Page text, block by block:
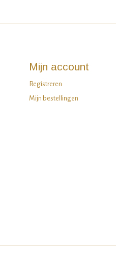
Mijn account
Registreren
Mijn bestellingen